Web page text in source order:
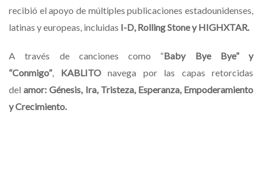
recibió el apoyo de múltiples publicaciones estadounidenses,
latinas y europeas, incluidas I-D, Rolling Stone y HIGHXTAR.
A través de canciones como “Baby Bye Bye” y
“Conmigo”, KABLITOnavega por las capas retorcidas
delamor: Génesis, Ira, Tristeza, Esperanza, Empoderamiento
y Crecimiento.